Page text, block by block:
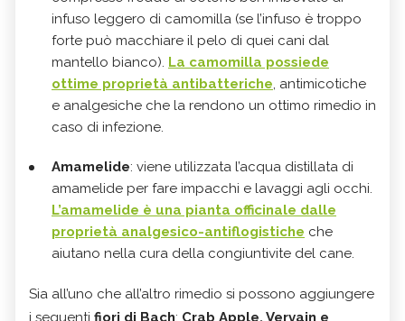
infuso leggero di camomilla (se l’infuso è troppo
forte può macchiare il pelo di quei cani dal
mantello bianco). La camomilla possiede
ottime proprietà antibatteriche, antimicotiche
e analgesiche che la rendono un ottimo rimedio in
caso di infezione.
Amamelide: viene utilizzata l’acqua distillata di
amamelide per fare impacchi e lavaggi agli occhi.
L’amamelide è una pianta officinale dalle
proprietà analgesico-antiflogistiche che
aiutano nella cura della congiuntivite del cane.
Sia all’uno che all’altro rimedio si possono aggiungere